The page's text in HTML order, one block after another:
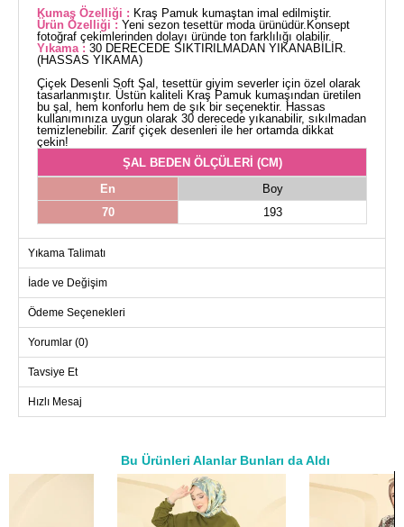
Kumaş Özelliği : Kraş Pamuk kumaştan imal edilmiştir.
Ürün Özelliği : Yeni sezon tesettür moda ürünüdür.Konsept
fotoğraf çekimlerinden dolayı üründe ton farklılığı olabilir.
Yıkama : 30 DERECEDE SIKTIRILMADAN YIKANABİLİR.
(HASSAS YIKAMA)
Çiçek Desenli Soft Şal, tesettür giyim severler için özel olarak
tasarlanmıştır. Üstün kaliteli Kraş Pamuk kumaşından üretilen
bu şal, hem konforlu hem de şık bir seçenektir. Hassas
kullanımınıza uygun olarak 30 derecede yıkanabilir, sıkılmadan
temizlenebilir. Zarif çiçek desenleri ile her ortamda dikkat
çekin!
ŞAL BEDEN ÖLÇÜLERİ (CM)
En
Boy
70
193
Yıkama Talimatı
İade ve Değişim
Ödeme Seçenekleri
Yorumlar (0)
Tavsiye Et
Hızlı Mesaj
Bu Ürünleri Alanlar Bunları da Aldı
a>